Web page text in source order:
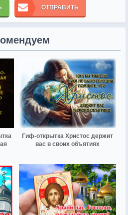
ОТПРАВИТЬ
Гиф-открытка Христос держит
вас в своих объятиях